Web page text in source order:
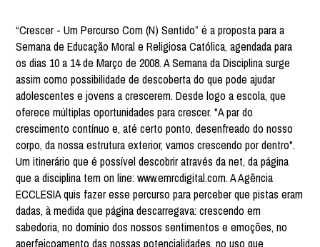
“Crescer - Um Percurso Com (N) Sentido” é a proposta para a
Semana de Educação Moral e Religiosa Católica, agendada para
os dias 10 a 14 de Março de 2008. A Semana da Disciplina surge
assim como possibilidade de descoberta do que pode ajudar
adolescentes e jovens a crescerem. Desde logo a escola, que
oferece múltiplas oportunidades para crescer. "A par do
crescimento contínuo e, até certo ponto, desenfreado do nosso
corpo, da nossa estrutura exterior, vamos crescendo por dentro".
Um itinerário que é possível descobrir através da net, da página
que a disciplina tem on line: www.emrcdigital.com. A Agência
ECCLESIA quis fazer esse percurso para perceber que pistas eram
dadas, à medida que página descarregava: crescendo em
sabedoria, no domínio dos nossos sentimentos e emoções, no
aperfeiçoamento das nossas potencialidades, no uso que